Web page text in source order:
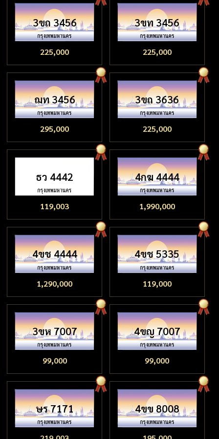
3ขถ 3456
225,000
3ขท 3456
225,000
ฌท 3456
295,000
3ขถ 3636
225,000
ธว 4442
119,003
4กฆ 4444
1,990,000
4ขช 4444
1,290,000
4ขช 5335
119,000
3ขห 7007
99,000
4ขญ 7007
99,000
ษร 7171 4ขข 8008